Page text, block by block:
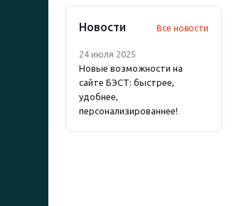
Новости Все новости
24 июля 2025
Новые возможности на
сайте БЭСТ: быстрее,
удобнее,
персонализированнее!